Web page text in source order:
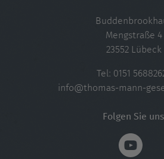
Mengstraße 4
23552 Lübeck
Tel: 0151
info@thomas-mann-
Folgen Sie uns